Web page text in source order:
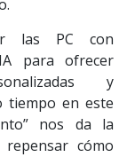
las PC con
para ofrecer
y
tiempo en este
nos da la
cómo